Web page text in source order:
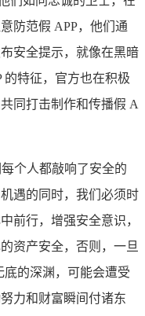
防范假 APP，他们通
安全提示，就像在黑暗
的特征，官方也在积极
同打击制作和传播假 A
个人都敲响了安全的
遇的同时，我们必须时
前行，增强安全意识，
资产安全，否则，一旦
底的深渊，可能会遭受
力和财富瞬间付诸东